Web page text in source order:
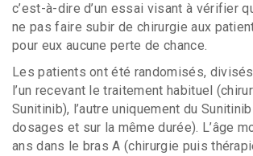
c’est-à-dire d’un essai visant à vérifier
ne pas faire subir de chirurgie aux
pour eux aucune perte de chance.
Les patients ont été randomisés,
l’un recevant le traitement habituel
Sunitinib), l’autre uniquement du
dosages et sur la même durée). L’âge
ans dans le bras A (chirurgie puis